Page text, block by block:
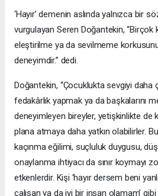
‘Hayır’ demenin aslında yalnızca bir
vurgulayan Seren Doğantekin, “Birçok
eleştirilme ya da sevilmeme
deneyimdir.” dedi.
Doğantekin, “Çocuklukta sevgiyi daha
fedakârlık yapmak ya da başkalarını
deneyimleyen bireyler, yetişkinlikte de
plana atmaya daha yatkın olabilirler.
kaçınma eğilimi, suçluluk duygusu,
onaylanma ihtiyacı da sınır koymayı
etkenlerdir. Kişi ‘hayır dersem beni
çalışan ya da iyi bir insan olamam’